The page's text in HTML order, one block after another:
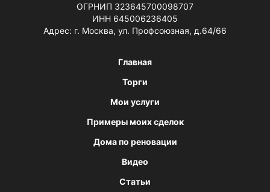
ОГРНИП 323645700098707
ИНН 645006236405
Адрес: г. Москва, ул. Профсоюзная, д.64/66
Главная
Торги
Мои услуги
Примеры моих сделок
Дома по реновации
Видео
Статьи